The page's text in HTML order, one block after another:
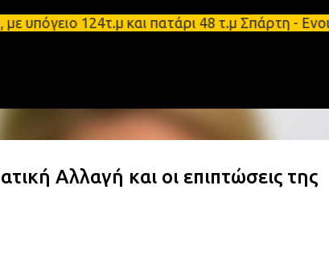
Μετάβαση στο κύριο περιεχόμενο
124τ.μ και πατάρι 48 τ.μ Σπάρτη -
Αλλαγή και οι επιπτώσεις της